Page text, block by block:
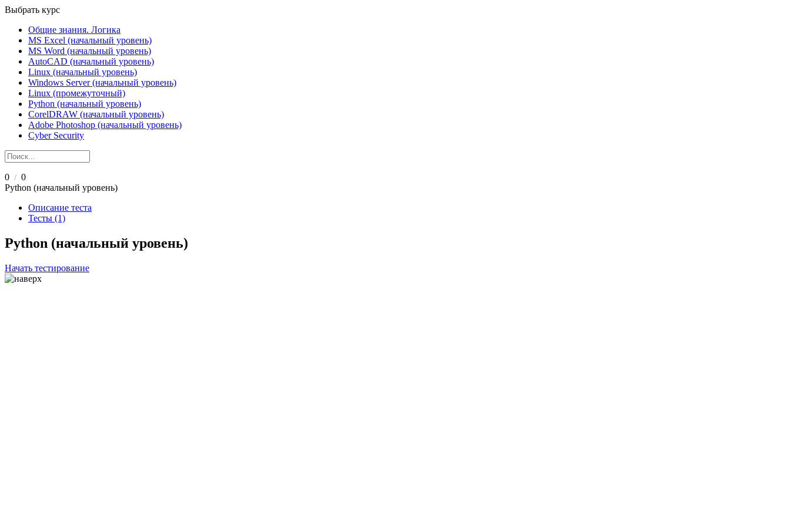
Выбрать курс
Общие знания. Логика
MS Excel (начальный уровень)
MS Word (начальный уровень)
AutoCAD (начальный уровень)
Linux (начальный уровень)
Windows Server (начальный уровень)
Linux (промежуточный)
Python (начальный уровень)
CorelDRAW (начальный уровень)
Adobe Photoshop (начальный уровень)
Cyber Security
0 / 0
Python (начальный уровень)
Описание теста
Тесты (1)
Python (начальный уровень)
Начать тестирование